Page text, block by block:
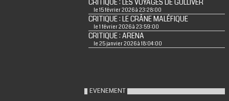
CRITIQUE : LES VOYAGES DE GULLIVER
le 15 février 2026 à 23:28:00
CRITIQUE : LE CRÂNE MALÉFIQUE
le 1 février 2026 à 23:59:00
CRITIQUE : ARENA
le 25 janvier 2026 à 18:04:00
EVENEMENT